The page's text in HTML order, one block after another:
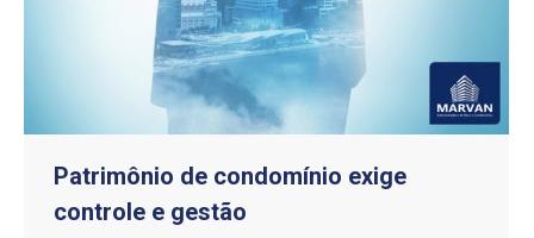
Patrimônio de condomínio exige
controle e gestão